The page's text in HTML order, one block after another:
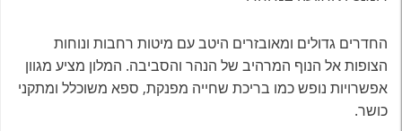
החדרים גדולים ומאובזרים היטב עם מיטות רחבות ונוחות
הצופות אל הנוף המרהיב של הנהר והסביבה. המלון מציע מגוון
אפשרויות נופש כמו בריכת שחייה מפנקת, ספא משוכלל ומתקני
כושר.